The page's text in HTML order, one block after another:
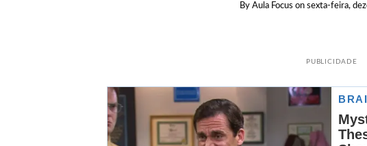
ByAula Focus onsexta-feira,
PUBLICIDADE